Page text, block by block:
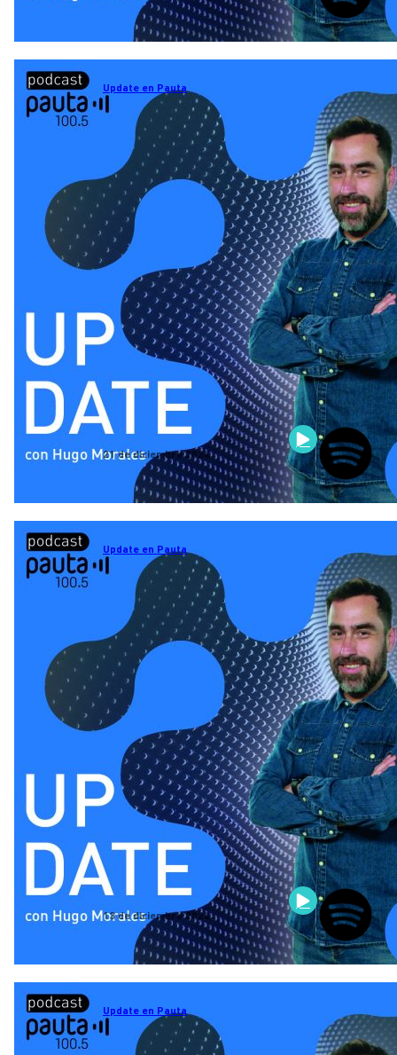
Update en Pauta
21 de diciembre 2024
Update en Pauta
13 de diciembre 2024
Update en Pauta